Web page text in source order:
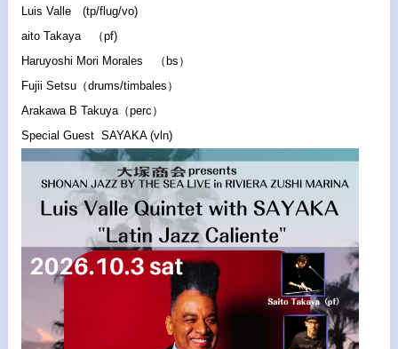
Luis Valle (tp/flug/vo)
aito Takaya （pf)
Haruyoshi Mori Morales （bs）
Fujii Setsu（drums/timbales）
Arakawa B Takuya（perc）
Special Guest SAYAKA (vln)